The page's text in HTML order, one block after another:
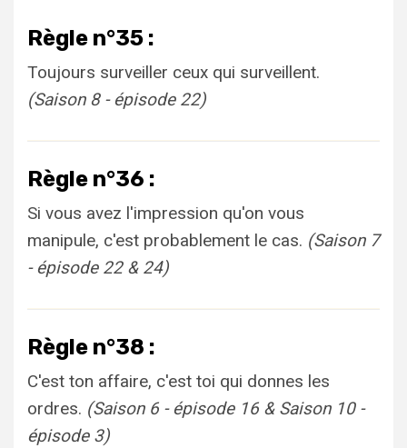
Règle n°35 :
Toujours surveiller ceux qui surveillent.
(Saison 8 - épisode 22)
Règle n°36 :
Si vous avez l'impression qu'on vous
manipule, c'est probablement le cas. (Saison 7
- épisode 22 & 24)
Règle n°38 :
C'est ton affaire, c'est toi qui donnes les
ordres. (Saison 6 - épisode 16 & Saison 10 -
épisode 3)